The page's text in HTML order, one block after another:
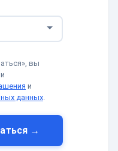
вы
и
данных.
→